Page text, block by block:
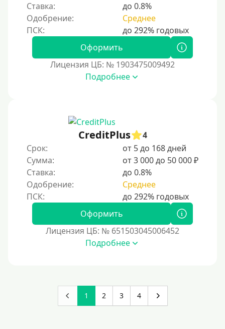
Ставка:
до 0.8%
Одобрение:
Среднее
Оформить
Лицензия ЦБ: № 1903475009492
Подробнее
CreditPlus
4
Срок:
от 5 до 168 дней
Сумма:
от 3 000 до 50 000 ₽
Ставка:
до 0.8%
Одобрение:
Среднее
Оформить
Лицензия ЦБ: № 651503045006452
Подробнее
1 2 3 4